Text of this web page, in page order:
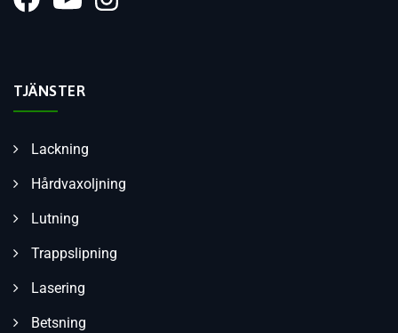
TJÄNSTER
Lackning
Hårdvaxoljning
Lutning
Trappslipning
Lasering
Betsning